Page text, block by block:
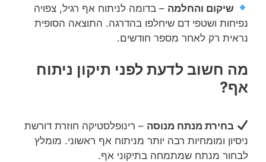
שיקום והחלמה – בדומה לניתוח אף רגיל, צפויה
נפיחות ושטפי דם שיחלפו בהדרגה. התוצאה הסופית
נראית רק לאחר מספר חודשים.
מה חשוב לדעת לפני תיקון ניתוח
אף?
בחירת מנתח מנוסה – רינופלסטיקה חוזרת דורשת
ניסיון ומומחיות רבה יותר מניתוח אף ראשוני. מומלץ
לבחור מנתח שמתמחה בתיקוני אף.